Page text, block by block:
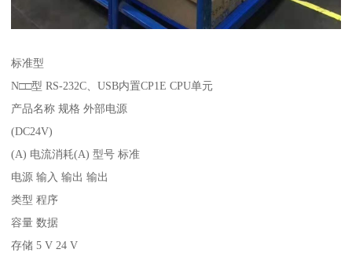
标准型
N□□型 RS-232C、USB内置CP1E CPU单元
产品名称 规格 外部电源
(DC24V)
(A) 电流消耗(A) 型号 标准
电源 输入 输出 输出
类型 程序
容量 数据
存储 5 V 24 V